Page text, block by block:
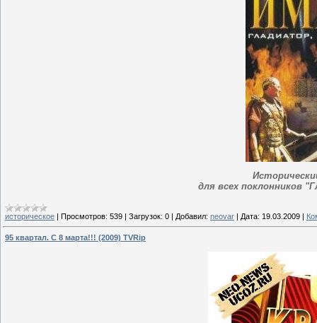
для всех поклонников
историческое | Просмотров: 539 | Загрузок: 0 | Добавил: neovar | Дата: 19.03.2009 |
95 квартал. С 8 марта!!! (2009) TVRip